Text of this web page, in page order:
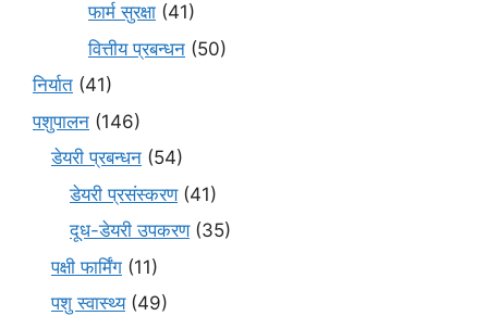
फार्म सुरक्षा (41)
वित्तीय प्रबन्धन (50)
निर्यात (41)
पशुपालन (146)
डेयरी प्रबन्धन (54)
डेयरी प्रसंस्करण(41)
दूध-डेयरी उपकरण(35)
पक्षी फार्मिंग (11)
पशु स्वास्थ्य(49)